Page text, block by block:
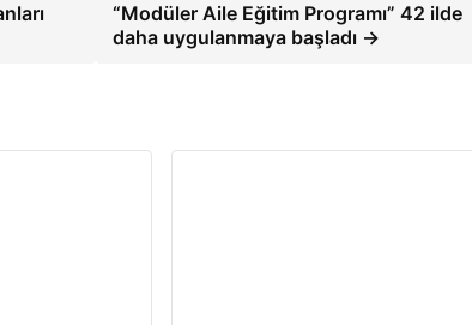
“Modüler Aile Eğitim Programı” 42 ilde
daha uygulanmaya başladı →